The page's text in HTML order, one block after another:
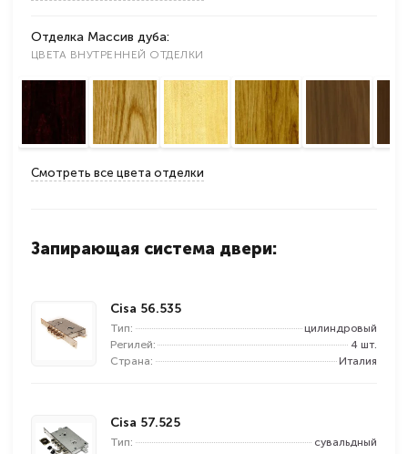
Отделка Массив дуба:
ЦВЕТА ВНУТРЕННЕЙ ОТДЕЛКИ
Смотреть все цвета отделки
Запирающая система двери:
Cisa 56.535
Тип:
цилиндровый
Регилей:
4 шт.
Страна:
Италия
Cisa 57.525
Тип:
сувальдный